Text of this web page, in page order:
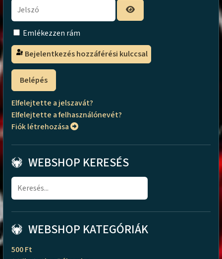
Emlékezzen rám
Bejelentkezés hozzáférési kulccsal
Belépés
Elfelejtette a jelszavát?
Elfelejtette a felhasználónevét?
Fiók létrehozása
WEBSHOP KERESÉS
WEBSHOP KATEGÓRIÁK
500 Ft